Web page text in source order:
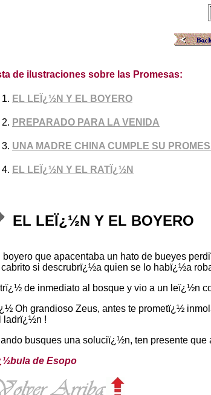
de ilustraciones sobre las Promesas:
EL LEÏ¿½N Y EL BOYERO
PREPARADO PARA LA VENIDA
UNA MADRE CHINA CUMPLE SU
EL LEÏ¿½N Y EL RATÏ¿½N
EL LEÏ¿½N Y EL BOYERO
boyero que apacentaba un hato de bueyes
cabrito si descrubrï¿½a quien se lo habï¿½a
de inmediato al bosque y vio a un leï¿½n
Oh grandioso Zeus, antes te prometï¿½
ladrï¿½n !
busques una soluciï¿½n, ten presente
de Esopo